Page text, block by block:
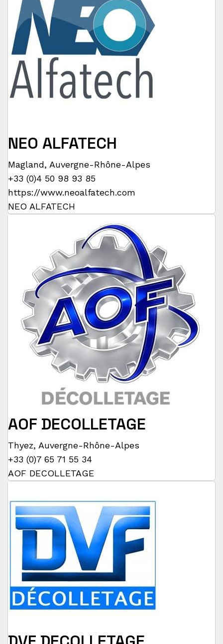
NEO ALFATECH
Magland, Auvergne-Rhône-Alpes
+33 (0)4 50 98 93 85
https://www.neoalfatech.com
NEO ALFATECH
AOF DECOLLETAGE
Thyez, Auvergne-Rhône-Alpes
+33 (0)7 65 71 55 34
AOF DECOLLETAGE